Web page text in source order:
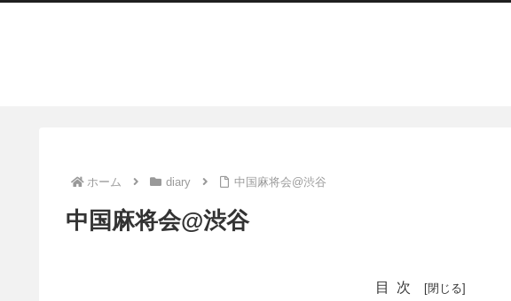
ホーム diary 中国麻将会@渋谷
中国麻将会@渋谷
目次